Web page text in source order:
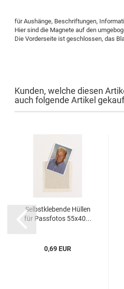
für Aushänge, Beschriftungen,
Hier sind die Magnete auf den
Die Vorderseite ist geschlossen, das
Kunden, welche diesen
auch folgende Artikel
Selbstklebende Hüllen
für Passfotos 55x40...
0,69 EUR